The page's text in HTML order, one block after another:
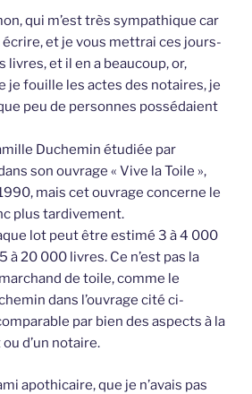
qui m’est très sympathique car
écrire, et je vous mettrai ces jours-
livres, et il en a beaucoup, or,
je fouille les actes des notaires, je
peu de personnes possédaient
Duchemin étudiée par
son ouvrage « Vive la Toile »,
mais cet ouvrage concerne le
plus tardivement.
lot peut être estimé 3 à 4 000
à 20 000 livres. Ce n’est pas la
de toile, comme le
dans l’ouvrage cité ci-
par bien des aspects à la
d’un notaire.
apothicaire, que je n’avais pas